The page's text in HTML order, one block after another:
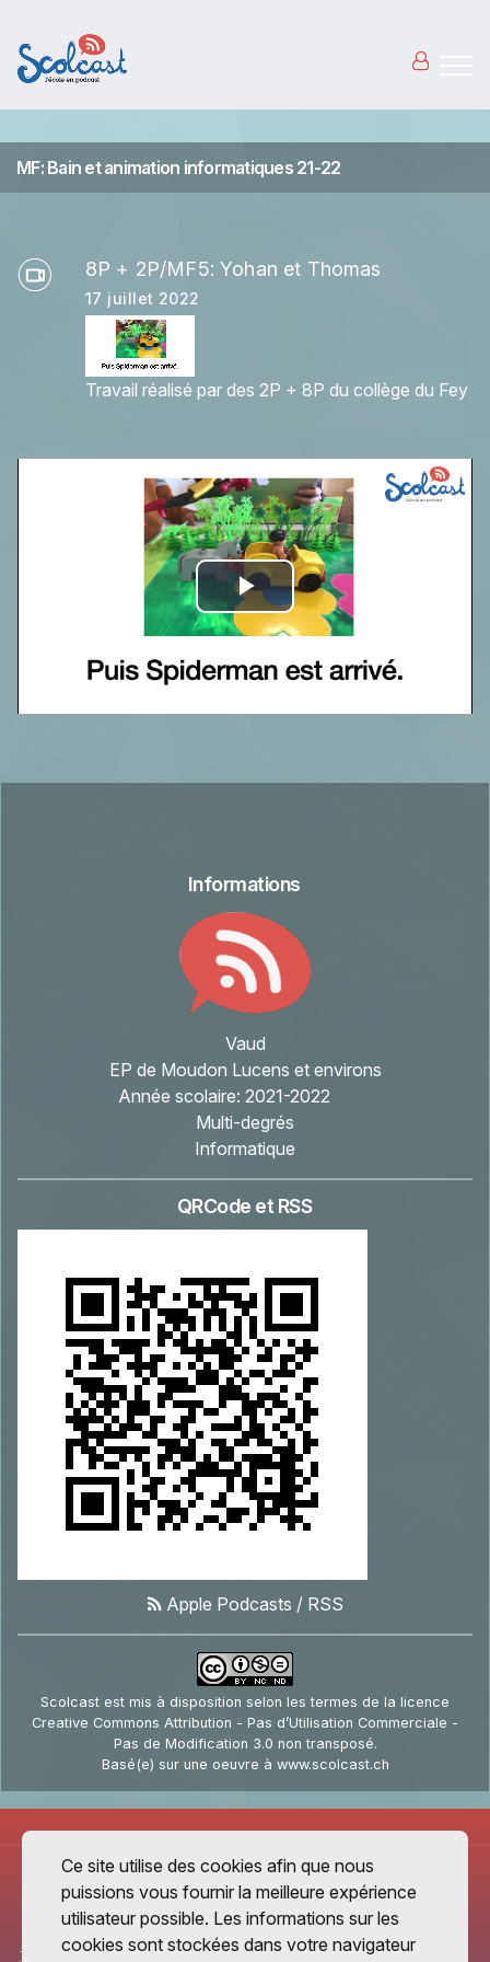
MF: Bain et animation informatiques 21-22
8P + 2P/MF5: Yohan et Thomas
17 juillet 2022
Travail réalisé par des 2P + 8P du collège du Fey
Play
Video
Informations
Vaud
EP de Moudon Lucens et environs
Année scolaire: 2021-2022
Multi-degrés
Informatique
QRCode et RSS
Apple Podcasts / RSS
Scolcast est mis à disposition selon les termes de la licence
Creative Commons Attribution - Pas d’Utilisation Commerciale -
Pas de Modification 3.0 non transposé.
Basé(e) sur une oeuvre à www.scolcast.ch
Ce site utilise des cookies afin que nous
puissions vous fournir la meilleure expérience
utilisateur possible. Les informations sur les
cookies sont stockées dans votre navigateur